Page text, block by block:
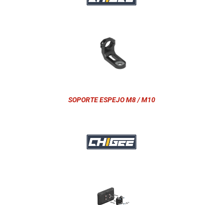
SOPORTE ESPEJO M8 / M10